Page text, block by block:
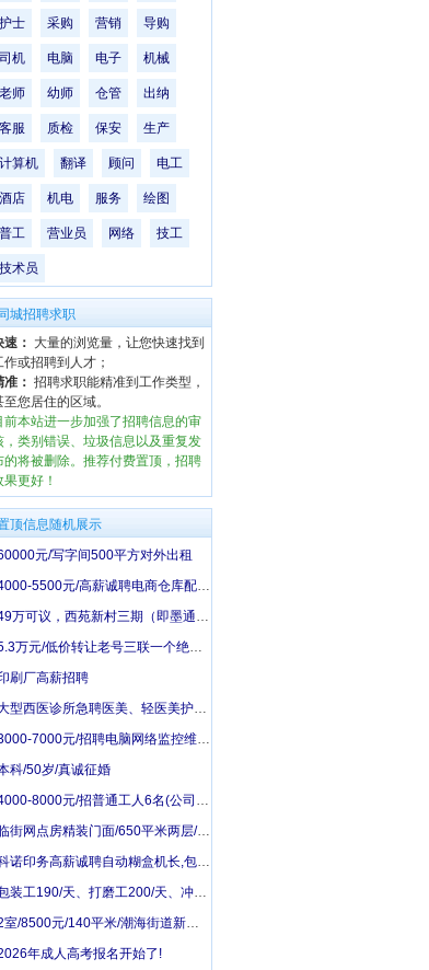
护士 采购 营销 导购
司机 电脑 电子 机械
老师 幼师 仓管 出纳
客服 质检 保安 生产
计算机 翻译 顾问 电工
酒店 机电 服务 绘图
普工 营业员 网络 技工
技术员
同城招聘求职
速： 大量的浏览量，让您快速找到
作或招聘到人才；
准： 招聘求职能精准到工作类型，
至您居住的区域。
前本站进一步加强了招聘信息的审
，类别错误、垃圾信息以及重复发
的将被删除。推荐付费置顶，招聘
果更好！
顶信息随机展示
元/写字间500平方对外出租
4000-5500元/高薪诚聘电商仓库配货打包3人
49万可议，西苑新村三期（即墨通济）黄金楼层83.17平 出售
5.3万元/低价转让老号三联一个绝对好号
刷厂高薪招聘
大型西医诊所急聘医美、轻医美护士（有经验优先）
3000-7000元/招聘电脑网络监控维修员
科/50岁/真诚征婚
4000-8000元/招普通工人6名(公司在28中附近)
临街网点房精装门面/650平米两层/大同街与振华街交界处(原新世界大厦路口处)
科诺印务高薪诚聘自动糊盒机长,包装检品工,胶印机副工,模切工,统计
包装工190/天、打磨工200/天、冲床240/天、压力机操作280/天
2室/8500元/140平米/潮海街道新建村平房140平带院有井水
年成人高考报名开始了!